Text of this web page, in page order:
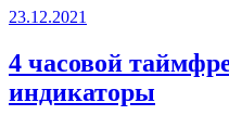
23.12.2021
4 часовой
индикаторы